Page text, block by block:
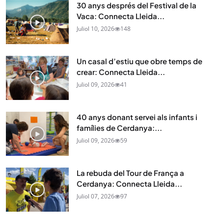
30 anys després del Festival de la
Vaca: Connecta Lleida...
Juliol 10, 2026 148
Un casal d’estiu que obre temps de
crear: Connecta Lleida...
Juliol 09, 2026 41
40 anys donant servei als infants i
famílies de Cerdanya:...
Juliol 09, 2026 59
La rebuda del Tour de França a
Cerdanya: Connecta Lleida...
Juliol 07, 2026 97